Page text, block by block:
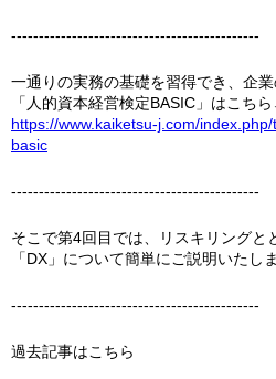
---------------------------------------------
一通りの実務の基礎を習得でき、企
「人的資本経営検定BASIC」はこちら
https://www.kaiketsu-j.com/
basic
---------------------------------------------
そこで第4回目では、リスキリングと
「DX」について簡単にご説明いたしま
---------------------------------------------
過去記事はこちら